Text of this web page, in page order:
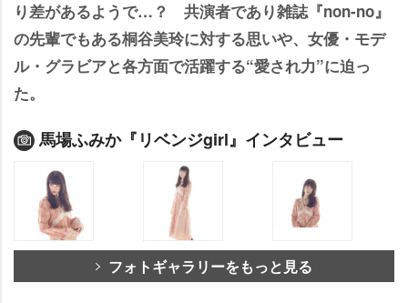
り差があるようで…？ 共演者であり雑誌『non-no』
の先輩でもある桐谷美玲に対する思いや、女優・モデ
ル・グラビアと各方面で活躍する“愛され力”に迫っ
た。
馬場ふみか『リベンジgirl』インタビュー
フォトギャラリーをもっと見る